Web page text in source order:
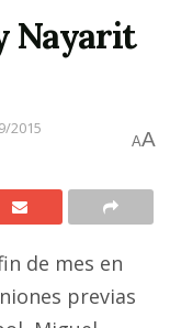
Nayarit
2015
AA
de mes en
previas